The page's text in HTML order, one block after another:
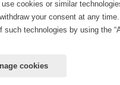
cookies or similar
your consent at any time.
such technologies by using the
cookies